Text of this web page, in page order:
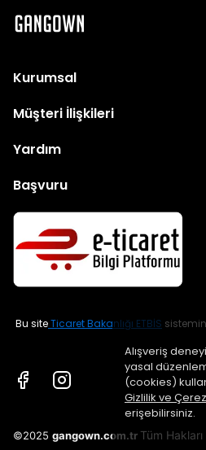
Alışveriş
yasal
(cookies)
Gizlilik ve
erişebilirsiniz.
Kurumsal
Müşteri İlişkileri
Yardım
Başvuru
Bu siteTicaret Bakanlığı ETBİS
©2025 gangown.com.tr Tüm Hakları